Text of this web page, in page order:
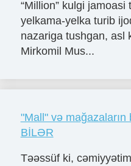
“Million” kulgi
yelkama-yelka turib
nazariga tushgan, asl
Mirkomil Mus...
"Mall" və
BİLƏR
Təəssüf ki,